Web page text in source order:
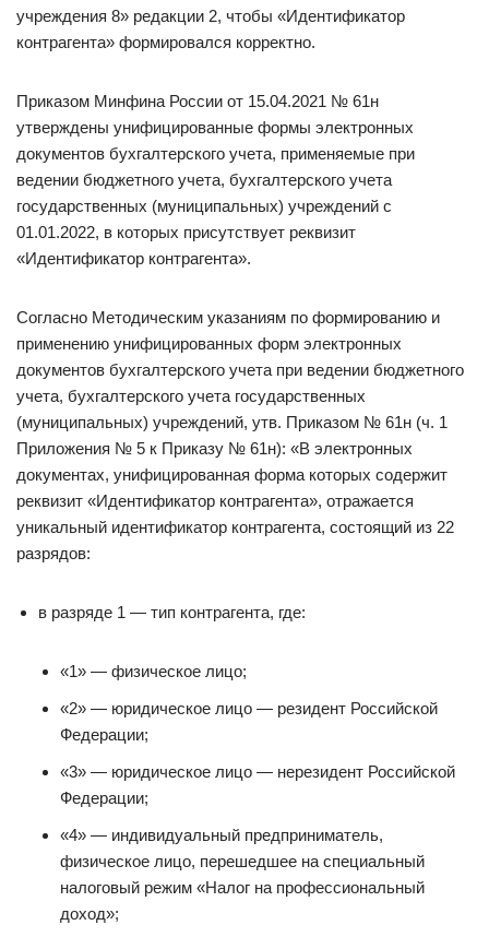
учреждения 8» редакции 2, чтобы «Идентификатор
контрагента» формировался корректно.
Приказом Минфина России от 15.04.2021 № 61н
утверждены унифицированные формы электронных
документов бухгалтерского учета, применяемые при
ведении бюджетного учета, бухгалтерского учета
государственных (муниципальных) учреждений с
01.01.2022, в которых присутствует реквизит
«Идентификатор контрагента».
Согласно Методическим указаниям по формированию и
применению унифицированных форм электронных
документов бухгалтерского учета при ведении бюджетного
учета, бухгалтерского учета государственных
(муниципальных) учреждений, утв. Приказом № 61н (ч. 1
Приложения № 5 к Приказу № 61н): «В электронных
документах, унифицированная форма которых содержит
реквизит «Идентификатор контрагента», отражается
уникальный идентификатор контрагента, состоящий из 22
разрядов:
в разряде 1 — тип контрагента, где:
«1» — физическое лицо;
«2» — юридическое лицо — резидент Российской
Федерации;
«3» — юридическое лицо — нерезидент Российской
Федерации;
«4» — индивидуальный предприниматель,
физическое лицо, перешедшее на специальный
налоговый режим «Налог на профессиональный
доход»;